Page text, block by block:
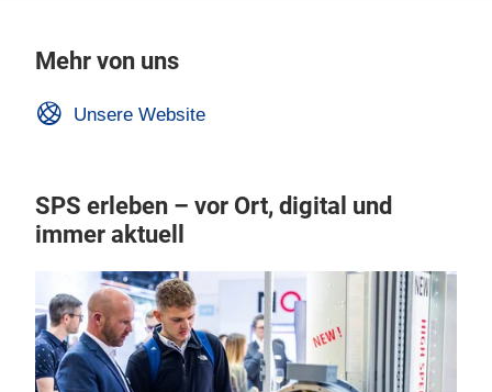
Mehr von uns
Unsere Website
SPS erleben – vor Ort, digital und
immer aktuell